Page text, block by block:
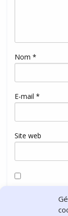
Nom *
E-mail *
Site web
navigateur